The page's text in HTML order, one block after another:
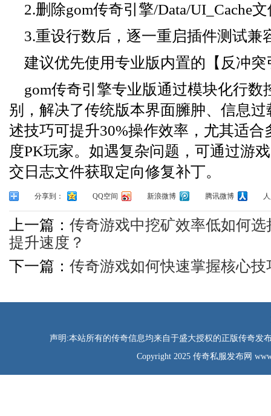
2.删除gom传奇引擎/Data/UI_Cache
3.重设行数后，逐一重启插件测试兼
建议优先使用专业版内置的【反冲
gom传奇引擎专业版通过模块化行数
别，解决了传统版本界面臃肿、信息
述技巧可提升30%操作效率，尤其适合
度PK玩家。如遇复杂问题，可通过游
交日志文件获取定向修复补丁。
分享到： QQ空间 新浪微博 腾讯微博
上一篇： 传奇游戏中挖矿效率低如何
提升速度？
下一篇： 传奇游戏如何快速掌握核心
声明:本站所有的传奇信息均来自于盛大授权的正版传奇发
Copyright 2025 传奇私服发布网